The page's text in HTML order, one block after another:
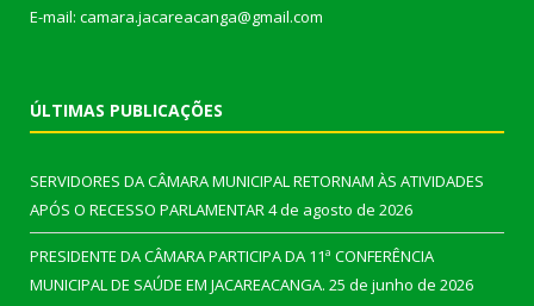
E-mail: camara.jacareacanga@gmail.com
ÚLTIMAS PUBLICAÇÕES
SERVIDORES DA CÂMARA MUNICIPAL RETORNAM ÀS ATIVIDADES
APÓS O RECESSO PARLAMENTAR4 de agosto de 2026
PRESIDENTE DA CÂMARA PARTICIPA DA 11ª CONFERÊNCIA
MUNICIPAL DE SAÚDE EM JACAREACANGA. 25 de junho de 2026